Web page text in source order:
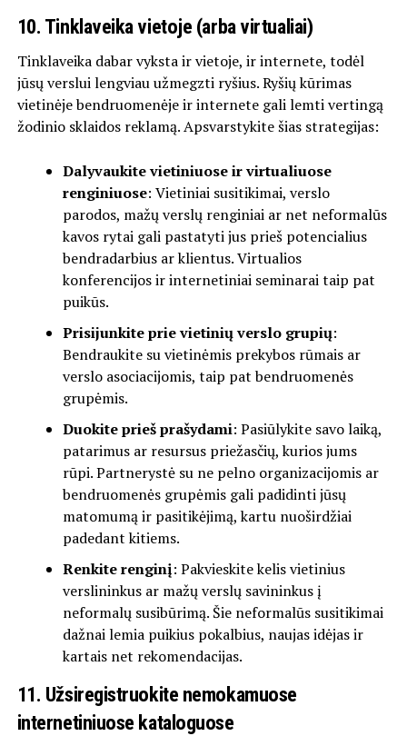
10. Tinklaveika vietoje (arba virtualiai)
Tinklaveika dabar vyksta ir vietoje, ir internete, todėl
jūsų verslui lengviau užmegzti ryšius. Ryšių kūrimas
vietinėje bendruomenėje ir internete gali lemti vertingą
žodinio sklaidos reklamą. Apsvarstykite šias strategijas:
Dalyvaukite vietiniuose ir virtualiuose
renginiuose: Vietiniai susitikimai, verslo
parodos, mažų verslų renginiai ar net neformalūs
kavos rytai gali pastatyti jus prieš potencialius
bendradarbius ar klientus. Virtualios
konferencijos ir internetiniai seminarai taip pat
puikūs.
Prisijunkite prie vietinių verslo grupių:
Bendraukite su vietinėmis prekybos rūmais ar
verslo asociacijomis, taip pat bendruomenės
grupėmis.
Duokite prieš prašydami: Pasiūlykite savo laiką,
patarimus ar resursus priežasčių, kurios jums
rūpi. Partnerystė su ne pelno organizacijomis ar
bendruomenės grupėmis gali padidinti jūsų
matomumą ir pasitikėjimą, kartu nuoširdžiai
padedant kitiems.
Renkite renginį: Pakvieskite kelis vietinius
verslininkus ar mažų verslų savininkus į
neformalų susibūrimą. Šie neformalūs susitikimai
dažnai lemia puikius pokalbius, naujas idėjas ir
kartais net rekomendacijas.
11. Užsiregistruokite nemokamuose
internetiniuose kataloguose